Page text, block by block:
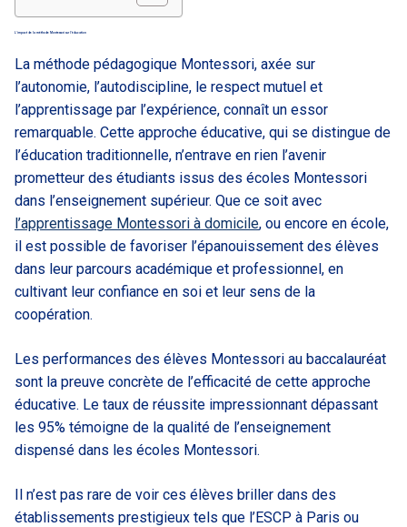
L’impact de la méthode Montessori sur l’éducation
La méthode pédagogique Montessori, axée sur
l’autonomie, l’autodiscipline, le respect mutuel et
l’apprentissage par l’expérience, connaît un essor
remarquable. Cette approche éducative, qui se distingue de
l’éducation traditionnelle, n’entrave en rien l’avenir
prometteur des étudiants issus des écoles Montessori
dans l’enseignement supérieur. Que ce soit avec
l’apprentissage Montessori à domicile, ou encore en école,
il est possible de favoriser l’épanouissement des élèves
dans leur parcours académique et professionnel, en
cultivant leur confiance en soi et leur sens de la
coopération.
Les performances des élèves Montessori au baccalauréat
sont la preuve concrète de l’efficacité de cette approche
éducative. Le taux de réussite impressionnant dépassant
les 95% témoigne de la qualité de l’enseignement
dispensé dans les écoles Montessori.
Il n’est pas rare de voir ces élèves briller dans des
établissements prestigieux tels que l’ESCP à Paris ou